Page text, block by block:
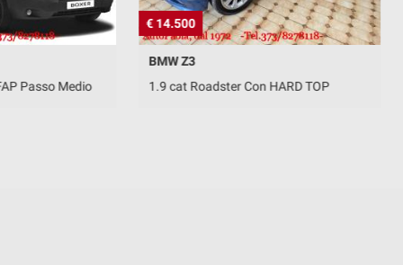
Passo Medio
€ 14.500
BMW Z3
1.9 cat Roadster Con HARD TOP